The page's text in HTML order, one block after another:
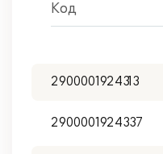
Код
2900001924313
2900001924337